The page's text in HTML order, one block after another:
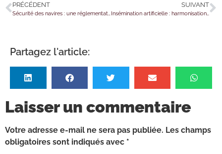
PRÉCÉDENT
Sécurité des navires : une réglementation renforcée
SUIVANT
Insémination artificielle : harmonisation des démarches
Partagez l'article:
Laisser un commentaire
Votre adresse e-mail ne sera pas publiée. Les champs
obligatoires sont indiqués avec *